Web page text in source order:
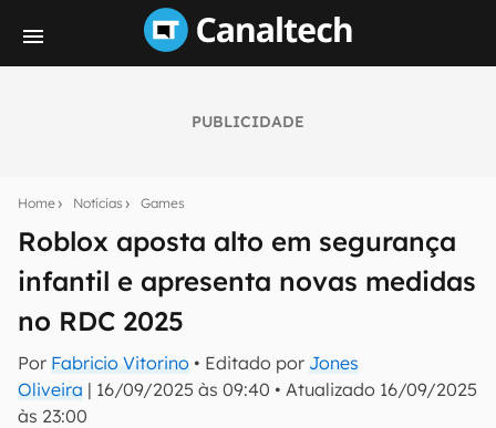
PUBLICIDADE
Home Notícias Games
Roblox aposta alto em segurança
infantil e apresenta novas medidas
no RDC 2025
Por Fabricio Vitorino • Editado por Jones
Oliveira | 16/09/2025 às 09:40 • Atualizado 16/09/2025
às 23:00
notícias e reviews sobre tecnologia em primeira
mão.
E-mail
inscreva-se